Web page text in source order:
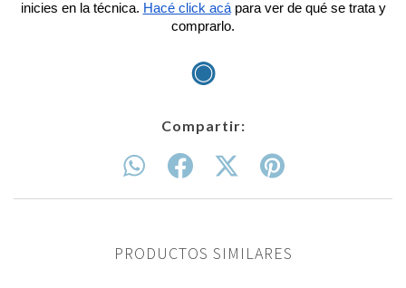
inicies en la técnica. Hacé click acápara ver de qué se trata y
comprarlo.
◉
Compartir:
PRODUCTOS SIMILARES